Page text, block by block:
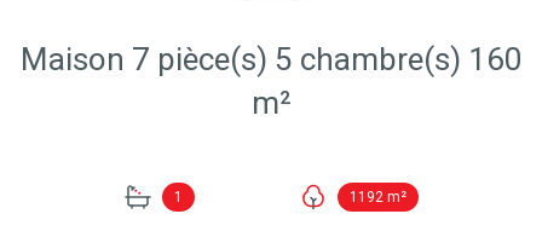
Maison 7 pièce(s) 5 chambre(s) 160
m²
1 1192 m²